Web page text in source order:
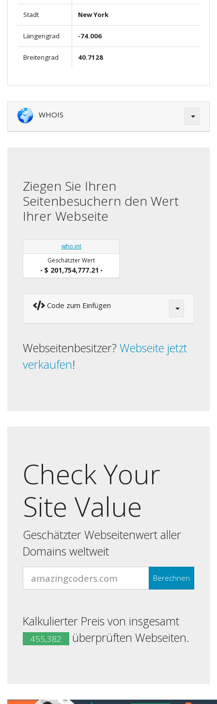
Stadt New York
Längengrad -74.006
Breitengrad 40.7128
WHOIS
Ziegen Sie Ihren
Seitenbesuchern den Wert
Ihrer Webseite
who.int
Geschätzter Wert
• $ 201,754,777.21 •
Code zum Einfügen
Webseitenbesitzer? Webseite jetzt
verkaufen!
Check Your
Site Value
Geschätzter Webseitenwert aller
Domains weltweit
Berechnen
Kalkulierter Preis von insgesamt
455,382 überprüften Webseiten.